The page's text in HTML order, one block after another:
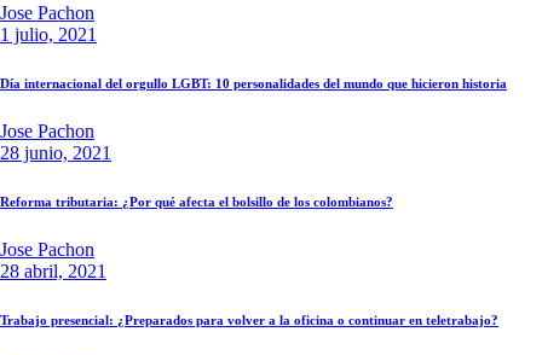
Jose Pachon
1 julio, 2021
Día internacional del orgullo LGBT: 10 personalidades del mundo que hicieron historia
Jose Pachon
28 junio, 2021
Reforma tributaria: ¿Por qué afecta el bolsillo de los colombianos?
Jose Pachon
28 abril, 2021
Trabajo presencial: ¿Preparados para volver a la oficina o continuar en teletrabajo?